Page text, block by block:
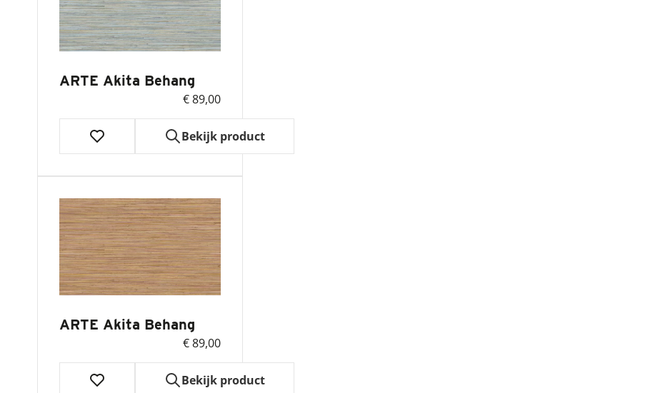
ARTE Akita Behang
€ 89,00
Bekijk product
ARTE Akita Behang
€ 89,00
Bekijk product